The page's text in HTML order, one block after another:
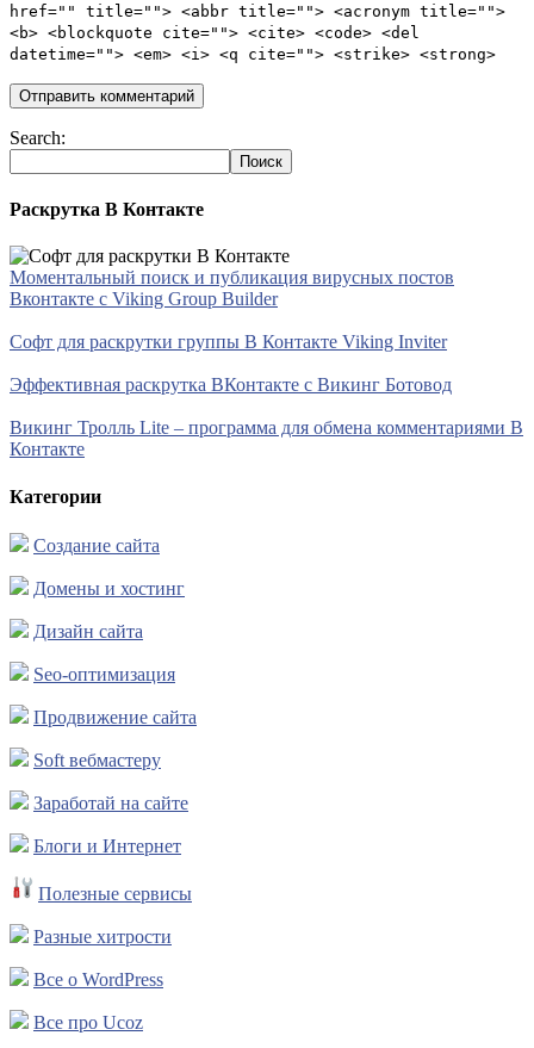
href="" title=""> <abbr title=""> <acronym title="">
<b> <blockquote cite=""> <cite> <code> <del
datetime=""> <em> <i> <q cite=""> <strike> <strong>
Search:
Раскрутка В Контакте
Моментальный поиск и публикация вирусных постов
Вконтакте с Viking Group Builder
Софт для раскрутки группы В Контакте Viking Inviter
Эффективная раскрутка ВКонтакте с Викинг Ботовод
Викинг Тролль Lite – программа для обмена комментариями В
Контакте
Категории
Создание сайта
Домены и хостинг
Дизайн сайта
Seo-оптимизация
Продвижение сайта
Soft вебмастеру
Заработай на сайте
Блоги и Интернет
Полезные сервисы
Разные хитрости
Все о WordPress
Все про Ucoz